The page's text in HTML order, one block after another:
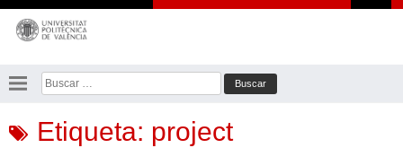
Saltar
contenido
Buscar:
Etiqueta: project